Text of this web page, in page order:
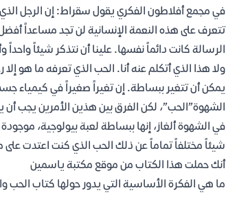
في مجمع أفلاطون الفكري يقول سقراط: إن الرجل
تتعرف على هذه النعمة الإنسانية لن تجد مساعداً
الرسالة كانت دائماً نفسها. علينا أن نتذكر شيئاً
ولا هذا الذي أتكلم عنه أنا. الحب الذي تعرفه ما هو إلا
يمكن أن تتغير ببساطة. إن تغيراً صغيراً في كيمياء
الشهوة”الحب”، لكن الفرق بين هذين الأمرين يجب
في الشهوة ألغاز، إنها ببساطة لعبة بيولوجية،
شيئاً مختلفاً تماماً عن ذلك الحب الذي كنت اعتدت على
أنك حملت هذا الكتاب من موقع مكتبة ياسمين
ما هي الفكرة الأساسية التي يدور حولها كتاب الحب